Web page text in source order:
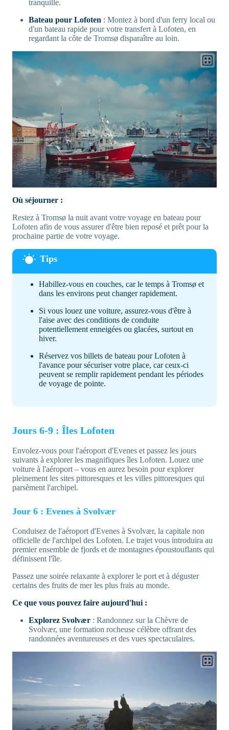
tranquille.
Bateau pour Lofoten : Montez à bord d'un ferry local ou
d'un bateau rapide pour votre transfert à Lofoten, en
regardant la côte de Tromsø disparaître au loin.
Où séjourner :
Restez à Tromsø la nuit avant votre voyage en bateau pour
Lofoten afin de vous assurer d'être bien reposé et prêt pour la
prochaine partie de votre voyage.
Habillez-vous en couches, car le temps à Tromsø et
dans les environs peut changer rapidement.
Si vous louez une voiture, assurez-vous d'être à
l'aise avec des conditions de conduite
potentiellement enneigées ou glacées, surtout en
hiver.
Réservez vos billets de bateau pour Lofoten à
l'avance pour sécuriser votre place, car ceux-ci
peuvent se remplir rapidement pendant les périodes
de voyage de pointe.
Jours 6-9 : Îles Lofoten
Envolez-vous pour l'aéroport d'Evenes et passez les jours
suivants à explorer les magnifiques îles Lofoten. Louez une
voiture à l'aéroport – vous en aurez besoin pour explorer
pleinement les sites pittoresques et les villes pittoresques qui
parsèment l'archipel.
Jour 6 : Evenes à Svolvær
Conduisez de l'aéroport d'Evenes à Svolvær, la capitale non
officielle de l'archipel des Lofoten. Le trajet vous introduira au
premier ensemble de fjords et de montagnes époustouflants qui
définissent l'île.
Passez une soirée relaxante à explorer le port et à déguster
certains des fruits de mer les plus frais au monde.
Ce que vous pouvez faire aujourd'hui :
Explorez Svolvær : Randonnez sur la Chèvre de
Svolvær, une formation rocheuse célèbre offrant des
randonnées aventureuses et des vues spectaculaires.